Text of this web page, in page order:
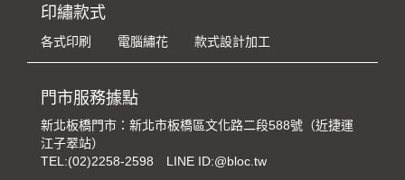
印繡款式
各式印刷 電腦繡花 款式設計加工
門市服務據點
新北板橋門市：新北市板橋區文化路二段588號（近捷運
江子翠站）
TEL:(02)2258-2598
LINE ID:@bloc.tw